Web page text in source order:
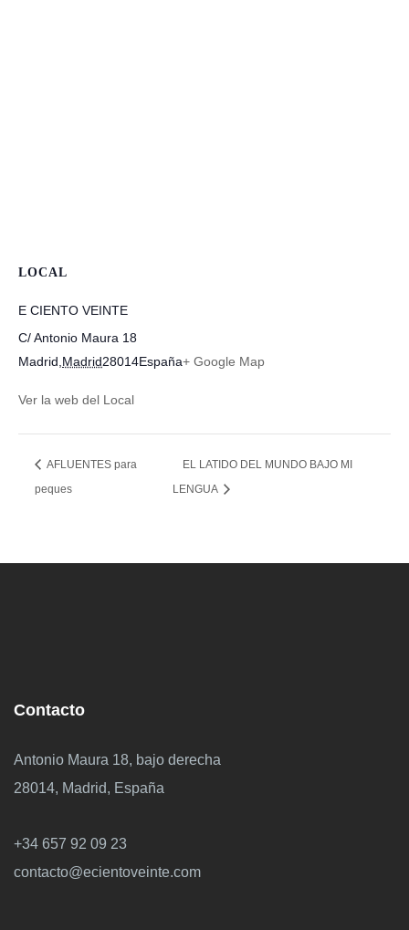
LOCAL
E CIENTO VEINTE
C/ Antonio Maura 18
Madrid Madrid28014España+ Google Map
Ver la web del Local
AFLUENTES para
peques
EL LATIDO DEL MUNDO BAJO MI
LENGUA
Contacto
Antonio Maura 18, bajo derecha
28014, Madrid, España
+34 657 92 09 23
contacto@ecientoveinte.com